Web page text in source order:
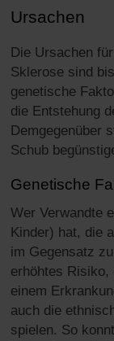
Ursachen
Die Ursachen
Sklerose sind
genetische
die Entstehung
Demgegenüber
Schub
Genetische
Wer Verwandte
Kinder) hat, die
im Gegensatz
erhöhtes Risiko,
einem
auch die
spielen. So